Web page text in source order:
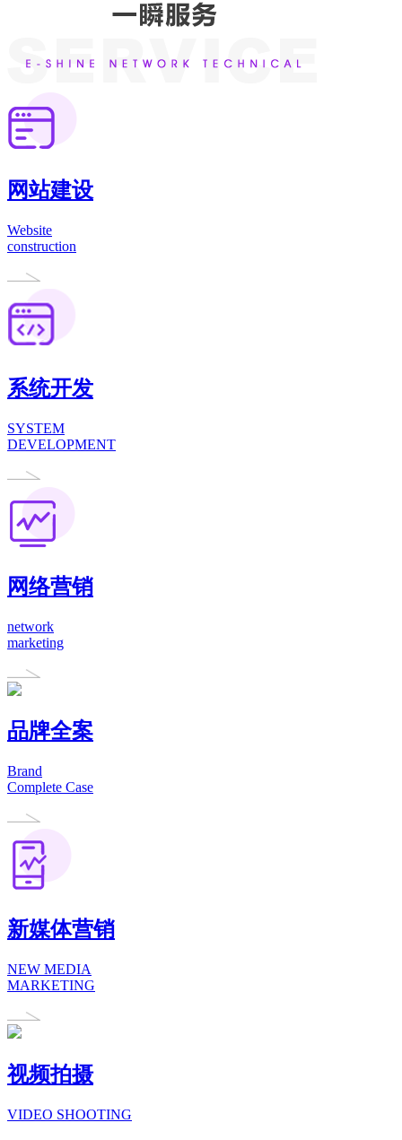
网站建设
Website
construction
系统开发
SYSTEM
DEVELOPMENT
网络营销
network
marketing
品牌全案
Brand
Complete Case
新媒体营销
NEW MEDIA
MARKETING
视频拍摄
VIDEO SHOOTING